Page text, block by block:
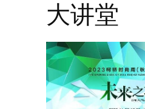
大讲堂